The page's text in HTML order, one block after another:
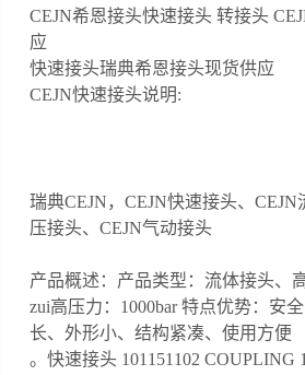
CEJN希恩接头快速接头 转接头
应
快速接头瑞典希恩接头现货供应
CEJN快速接头说明:
瑞典CEJN，CEJN快速接头、CEJN
压接头、CEJN气动接头
产品概述：产品类型：流体接头、
zui高压力：1000bar 特点优势：安
长、外形小、结构紧凑、使用方便
。快速接头 101151102 COUPLING